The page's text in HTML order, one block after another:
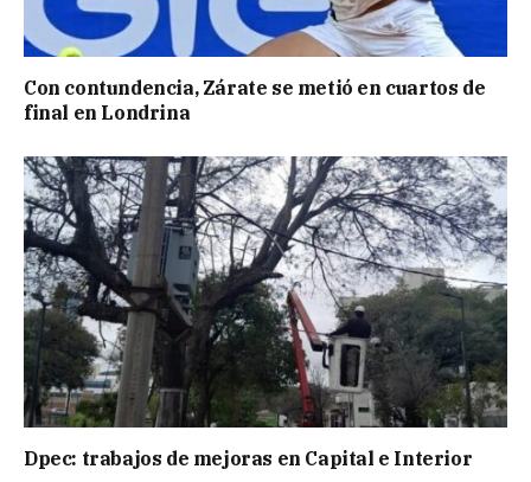
Con contundencia, Zárate se metió en cuartos de
final en Londrina
Dpec: trabajos de mejoras en Capital e Interior